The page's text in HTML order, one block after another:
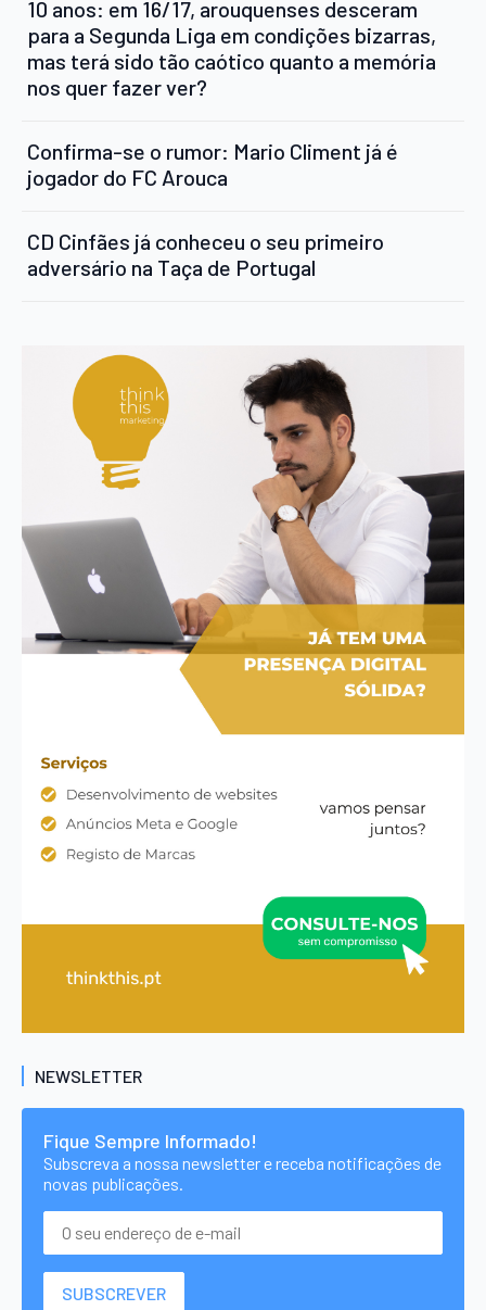
10 anos: em 16/17, arouquenses desceram
para a Segunda Liga em condições bizarras,
mas terá sido tão caótico quanto a memória
nos quer fazer ver?
Confirma-se o rumor: Mario Climent já é
jogador do FC Arouca
CD Cinfães já conheceu o seu primeiro
adversário na Taça de Portugal
NEWSLETTER
Fique Sempre Informado!
Subscreva a nossa newsletter e receba notificações de
novas publicações.